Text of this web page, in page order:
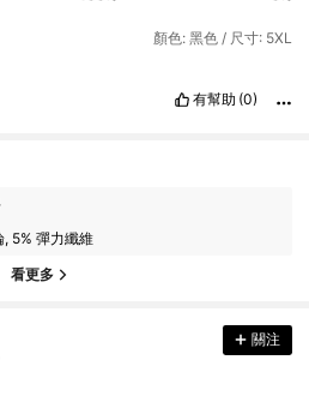
顏色: 黑色 / 尺寸: 5XL
有幫助 (0)
, 5% 彈力纖維
看更多
關注